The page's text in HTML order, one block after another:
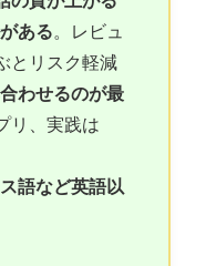
ある。レビュ
とリスク軽減
わせるのが最
リ、実践は
語など英語以